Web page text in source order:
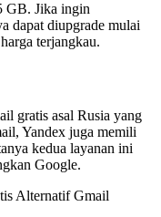
GB. Jika ingin
dapat diupgrade mulai
terjangkau.
gratis asal Rusia yang
Yandex juga memili
kedua layanan ini
Google.